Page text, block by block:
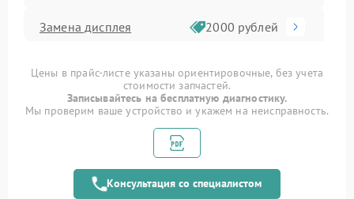
Замена дисплея 2000 рублей
управления
1500 рублей
Ремонт электронной
платы
1400 рублей
Ремонт электронного
модуля
Цены в прайс-листе указаны ориентировочные, без учета
стоимости запчастей.
Записывайтесь на бесплатную диагностику.
Мы проверим ваше устройство и укажем на неисправность.
Консультация со специалистом